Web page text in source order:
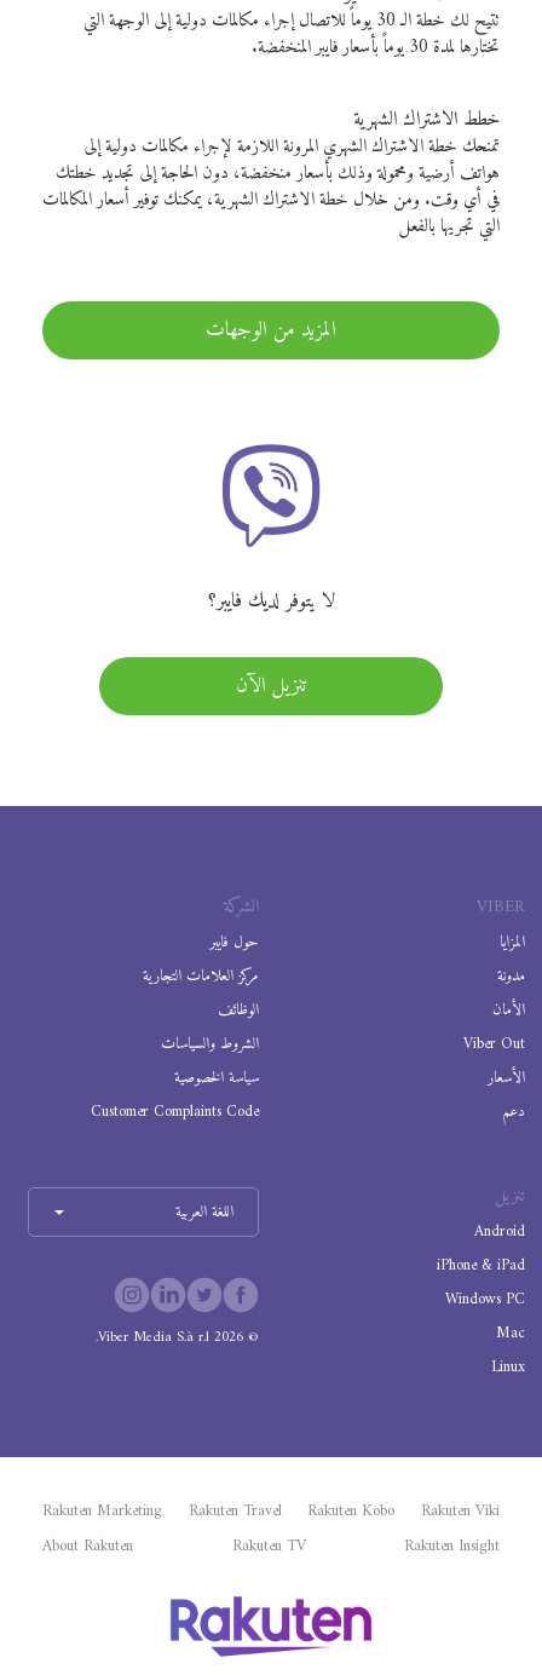
تتيح لك خطة الـ 30 يوماً للاتصال إجراء مكالمات دولية إلى الوجهة التي
تختارها لمدة 30 يوماً بأسعار فايبر المنخفضة.
خطط الاشتراك الشهرية
تمنحك خطة الاشتراك الشهري المرونة اللازمة لإجراء مكالمات دولية إلى
هواتف أرضية ومحمولة وذلك بأسعار منخفضة، دون الحاجة إلى تجديد خطتك
في أي وقت. ومن خلال خطة الاشتراك الشهرية، يمكنك توفير أسعار المكالمات
التي تجريها بالفعل
المزيد من الوجهات
لا يتوفر لديك فايبر؟
تنزيل الآن
VIBER
المزايا
مدونة
الأمان
Viber Out
الأسعار
دعم
الشركة
حول فايبر
مركز العلامات التجارية
الوظائف
الشروط والسياسات
سياسة الخصوصية
Customer Complaints Code
تنزيل
Android
iPhone & iPad
Windows PC
Mac
Linux
اللغة العربية
©
2026
Viber Media S.à r.l.
Rakuten Viki
Rakuten Kobo
Rakuten Travel
Rakuten Marketing
Rakuten Insight
Rakuten TV
About Rakuten